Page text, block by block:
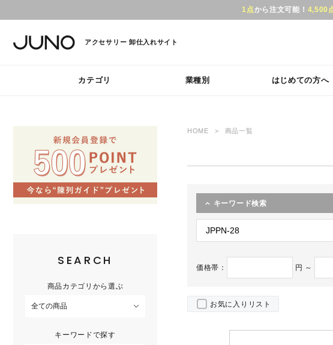
1点から注文可能！ 4,500
アクセサリー 卸仕入れサイト
カテゴリ 業種別 はじめての方へ
SEARCH
商品カテゴリから選ぶ
キーワードで探す
HOME 商品一覧
キーワード検索
価格帯： 円 ～
お気に入りリスト